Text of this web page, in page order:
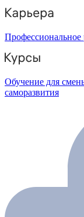
Профессиональное
Обучение для
саморазвития